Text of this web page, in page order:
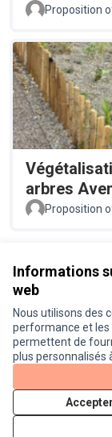
Informations
web
Nous utilisons des
performance et les
permettent de
plus personnalisés
Proposition
arbres
Proposition
Conditions
Paramètres des
Je participe ! sur X
(Lien externe)
Je participe !
Je